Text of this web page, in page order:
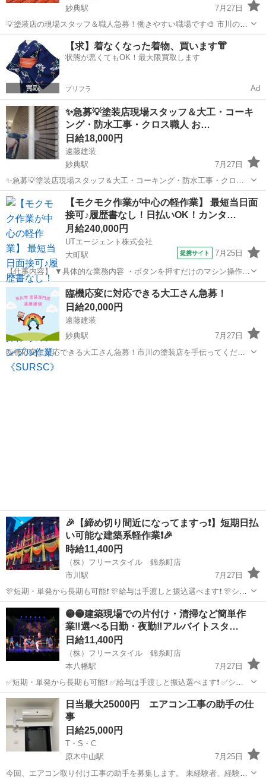
妙典駅
7月27日
💡塗装店の現場スタッフ＆職人急募！働きやすい職場です🎨 市川の遠
藤建装です！😊 弊社では現在、現場で活躍してくれるスタッフさんを
募集しています🏠 働く動機は「お金を稼ぎたい」 「現場仕事に興味
がある」など 様々でO...
千葉 妙典駅 その他 スタッフ
【求】着なくなった着物、買います👘
状態が悪くてもOK！最大限買取します
プリフラ Ad
✨急募💡塗装店現場スタッフ＆大工・コーキ
ング・防水工事・クロス職人 お…
日給18,000円
遠藤建装
妙典駅
7月27日
✨急募💡塗装店現場スタッフ＆大工・コーキング・防水工事・クロス
職人 お客様の笑顔を現場で一緒につくりませんか？😄 こんにちは！市
川の塗装店、遠藤建装です🙇‍ 当店では下記の条件で働ける方を大募
集！ （元気で真面目な...
千葉 妙典駅 建築 スタッフ
【モクモク作業が中心の軽作業】 最短当日面
接可♪履歴書なし！日払いOK！カンタ…
月給240,000円
UTエージェント株式会社
大町駅
提携サイト 7月25日
【仕事内容】 ▼具体的な業務内容 ・ボタンを押すだけのマシン操作
・製品にキズがないかコツコツチェックする検査 ・手のひらサイズの
製品組み立て ・できあがった製品の梱包、ラベル貼り ・材料の取り出
し、ピッキング作...
千葉 市川市 大町駅 建築
臨機応変に対応できる大工さん急募！
日給20,000円
遠藤建装
妙典駅
7月27日
臨機応変に対応できる大工さん急募！市川の塗装店を手伝ってくださ
い✨ お世話になっております！遠藤建装です🌞 弊社は、主に浦安や市
千葉 市川市
🎉【締め切り間近になってますっ❗】短期日払
い可能な建築系軽作業❗🎉
時給11,400円
（株）フリースタイル 錦糸町店
市川駅
7月27日
🎊短期・単発から長期も可能❗ 🎊給与は手渡しと振込選べます❗ 🎊シフ
トは日勤夜勤自由なスケジューリングが可能❗ 🎊経験・資格不要で初心
者も大歓迎❗ 🎊大学生から40代、50代も活躍中です❗ 🎊留学生も大歓迎❗
千葉 市川市 市川駅 建築 掲示板
🟡🟡建築現場での片付け・清掃など簡単作
業‼️選べる日勤・夜勤‼️アルバイトスタ…
日給11,400円
（株）フリースタイル 錦糸町店
本八幡駅
7月27日
✅短期・単発から長期も可能❗ ✅給与は手渡しと振込選べます❗ ✅シフ
トは日勤夜勤自由なスケジューリングが可能❗ ✅経験・資格不要で初心
者も大歓迎❗ ✅大学生から40代、50代も活躍中です❗ ✅留学生も大歓迎❗
千葉 市川市 本八幡駅 建築 建築現場
日当最大25000円 エアコン工事の助手の仕
事
日給25,000円
T・S・C
原木中山駅
7月25日
今回、エアコン取り付け工事の助手を募集します。 未経験者、経験者